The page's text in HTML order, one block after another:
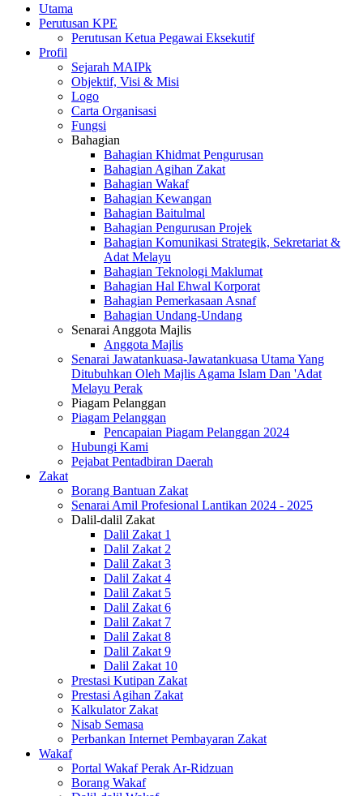
Utama
Perutusan KPE
Perutusan Ketua Pegawai Eksekutif
Profil
Sejarah MAIPk
Objektif, Visi & Misi
Logo
Carta Organisasi
Fungsi
Bahagian
Bahagian Khidmat Pengurusan
Bahagian Agihan Zakat
Bahagian Wakaf
Bahagian Kewangan
Bahagian Baitulmal
Bahagian Pengurusan Projek
Bahagian Komunikasi Strategik, Sekretariat &
Adat Melayu
Bahagian Teknologi Maklumat
Bahagian Hal Ehwal Korporat
Bahagian Pemerkasaan Asnaf
Bahagian Undang-Undang
Senarai Anggota Majlis
Anggota Majlis
Senarai Jawatankuasa-Jawatankuasa Utama Yang
Ditubuhkan Oleh Majlis Agama Islam Dan 'Adat
Melayu Perak
Piagam Pelanggan
Piagam Pelanggan
Pencapaian Piagam Pelanggan 2024
Hubungi Kami
Pejabat Pentadbiran Daerah
Zakat
Borang Bantuan Zakat
Senarai Amil Profesional Lantikan 2024 - 2025
Dalil-dalil Zakat
Dalil Zakat 1
Dalil Zakat 2
Dalil Zakat 3
Dalil Zakat 4
Dalil Zakat 5
Dalil Zakat 6
Dalil Zakat 7
Dalil Zakat 8
Dalil Zakat 9
Dalil Zakat 10
Prestasi Kutipan Zakat
Prestasi Agihan Zakat
Kalkulator Zakat
Nisab Semasa
Perbankan Internet Pembayaran Zakat
Wakaf
Portal Wakaf Perak Ar-Ridzuan
Borang Wakaf